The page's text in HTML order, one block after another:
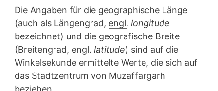
Die Angaben für die geographische Länge
(auch als Längengrad, engl. longitude
bezeichnet) und die geografische Breite
(Breitengrad, engl. latitude) sind auf die
Winkelsekunde ermittelte Werte, die sich auf
das Stadtzentrum von Muzaffargarh
beziehen.